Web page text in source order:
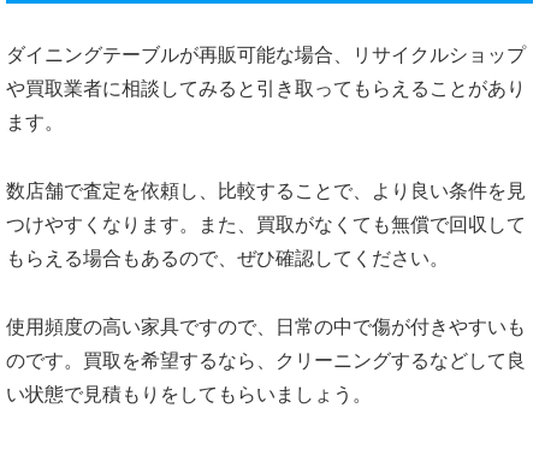
ダイニングテーブルが再販可能な場合、リサイクルショップ
や買取業者に相談してみると引き取ってもらえることがあり
ます。
数店舗で査定を依頼し、比較することで、より良い条件を見
つけやすくなります。また、買取がなくても無償で回収して
もらえる場合もあるので、ぜひ確認してください。
使用頻度の高い家具ですので、日常の中で傷が付きやすいも
のです。買取を希望するなら、クリーニングするなどして良
い状態で見積もりをしてもらいましょう。